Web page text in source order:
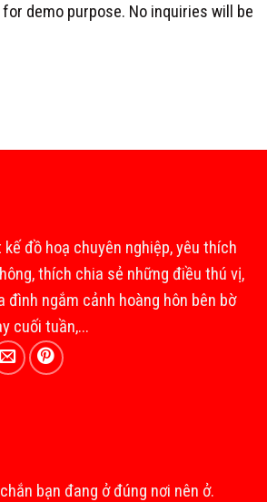
demo purpose. No inquiries will be
đồ hoạ chuyên nghiệp, yêu thích
thích chia sẻ những điều thú vị,
ngắm cảnh hoàng hôn bên bờ
cuối tuần,...
bạn đang ở đúng nơi nên ở.